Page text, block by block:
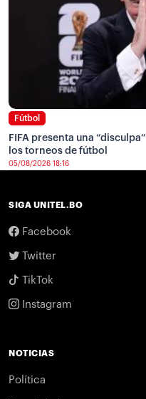
Fútbol
FIFA presenta una
los torneos de fútbol
05/08/2026 18:16
SIGA UNITEL.BO
Facebook
Twitter
TikTok
Instagram
NOTICIAS
Política